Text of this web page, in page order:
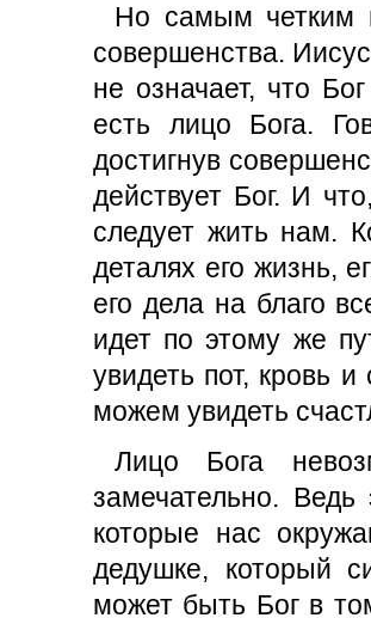
Но самым четким
совершенства.
не означает, что
есть лицо Бога.
достигнув
действует Бог. И
следует жить нам.
деталях его жизнь,
его дела на благо
идет по этому же
увидеть пот, кровь
можем увидеть
Лицо Бога
замечательно.
которые нас
дедушке, который
может быть Бог в